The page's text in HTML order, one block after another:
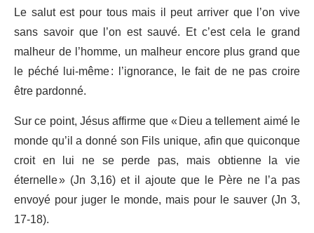
Le salut est pour tous mais il peut arriver que l’on vive
sans savoir que l’on est sauvé. Et c’est cela le grand
malheur de l’homme, un malheur encore plus grand que
le péché lui-même : l’ignorance, le fait de ne pas croire
être pardonné.
Sur ce point, Jésus affirme que « Dieu a tellement aimé le
monde qu’il a donné son Fils unique, afin que quiconque
croit en lui ne se perde pas, mais obtienne la vie
éternelle » (Jn 3,16) et il ajoute que le Père ne l’a pas
envoyé pour juger le monde, mais pour le sauver (Jn 3,
17-18).